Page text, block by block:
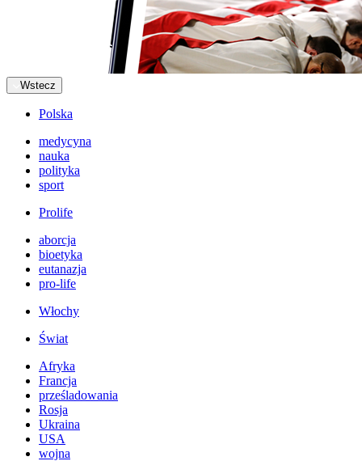
Wstecz
Polska
medycyna
nauka
polityka
sport
Prolife
aborcja
bioetyka
eutanazja
pro-life
Włochy
Świat
Afryka
Francja
prześladowania
Rosja
Ukraina
USA
wojna